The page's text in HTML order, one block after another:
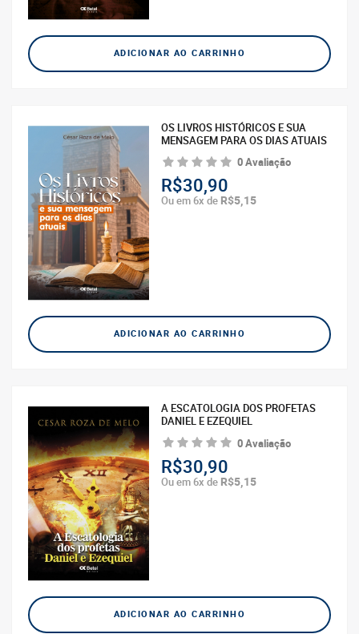
ADICIONAR AO CARRINHO
OS LIVROS HISTÓRICOS E SUA
MENSAGEM PARA OS DIAS ATUAIS
0 Avaliação
R$30,90
Ou em 6x de R$5,15
ADICIONAR AO CARRINHO
A ESCATOLOGIA DOS PROFETAS
DANIEL E EZEQUIEL
0 Avaliação
R$30,90
Ou em 6x de R$5,15
ADICIONAR AO CARRINHO